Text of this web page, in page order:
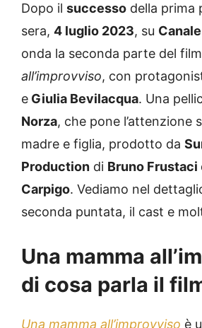
Dopo il successo della prima
sera, 4 luglio 2023, su
onda la seconda parte del film
all’improvviso, con
e Giulia Bevilacqua. Una
Norza, che pone l’attenzione
madre e figlia, prodotto da
Production di Bruno Frustaci
Carpigo. Vediamo nel
seconda puntata, il cast e
Una mamma
di cosa parla il
Una mamma all’improvviso è